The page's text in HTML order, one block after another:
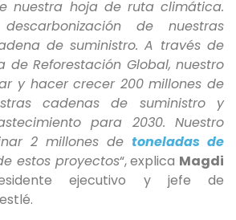
nuestra hoja de ruta climática.
de nuestras
de suministro. A través de
de Reforestación Global, nuestro
y hacer crecer 200 millones de
cadenas de suministro y
para 2030. Nuestro
2 millones de toneladas de
estos proyectos“, explica Magdi
ejecutivo y jefe de